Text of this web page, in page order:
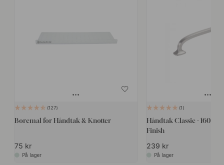
127
Boremal for Håndtak & Knotter
75 kr
På lager
1
Håndtak Classic -
Finish
239 kr
På lager